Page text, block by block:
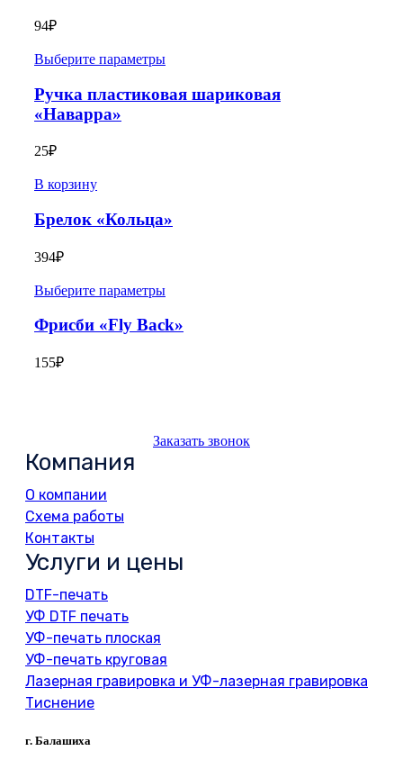
94₽
Выберите параметры
Ручка пластиковая шариковая
«Наварра»
25₽
В корзину
Брелок «Кольца»
394₽
Выберите параметры
Фрисби «Fly Back»
155₽
Заказать звонок
Компания
О компании
Схема работы
Контакты
Услуги и цены
DTF-печать
УФ DTF печать
УФ-печать плоская
УФ-печать круговая
Лазерная гравировка и УФ-лазерная гравировка
Тиснение
г. Балашиха